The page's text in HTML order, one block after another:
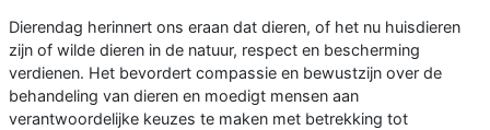
Dierendag herinnert ons eraan dat dieren, of het nu huisdieren
zijn of wilde dieren in de natuur, respect en bescherming
verdienen. Het bevordert compassie en bewustzijn over de
behandeling van dieren en moedigt mensen aan
verantwoordelijke keuzes te maken met betrekking tot